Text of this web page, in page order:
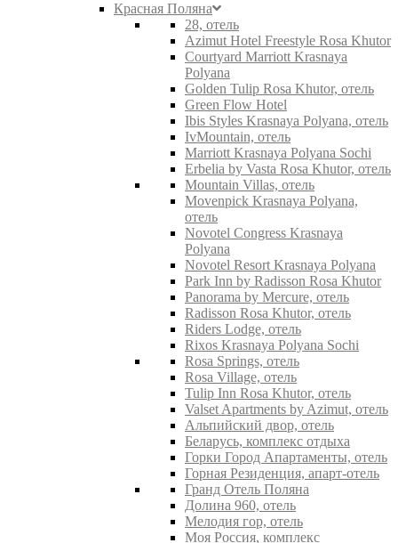
Красная Поляна
28, отель
Azimut Hotel Freestyle Rosa Khutor
Courtyard Marriott Krasnaya
Polyana
Golden Tulip Rosa Khutor, отель
Green Flow Hotel
Ibis Styles Krasnaya Polyana, отель
IvMountain, отель
Marriott Krasnaya Polyana Sochi
Erbelia by Vasta Rosa Khutor, отель
Mountain Villas, отель
Movenpick Krasnaya Polyana,
отель
Novotel Congress Krasnaya
Polyana
Novotel Resort Krasnaya Polyana
Park Inn by Radisson Rosa Khutor
Panorama by Mercure, отель
Radisson Rosa Khutor, отель
Riders Lodge, отель
Rixos Krasnaya Polyana Sochi
Rosa Springs, отель
Rosa Village, отель
Tulip Inn Rosa Khutor, отель
Valset Apartments by Azimut, отель
Альпийский двор, отель
Беларусь, комплекс отдыха
Горки Город Апартаменты, отель
Горная Резиденция, апарт-отель
Гранд Отель Поляна
Долина 960, отель
Мелодия гор, отель
Моя Россия, комплекс